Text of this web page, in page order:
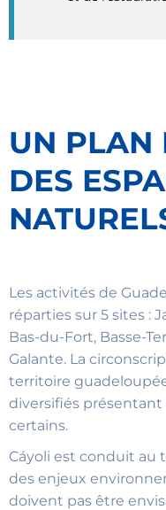
UN PLAN
DES
Les activités de
réparties sur 5 sites :
Bas-du-Fort, Basse-
Galante. La
territoire
diversifiés
certains.
Cáyoli est conduit au
des enjeux
doivent pas être